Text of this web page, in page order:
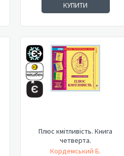
КУПИТИ
Плюс кмітливість. Книга
четверта.
Кордемський Б.